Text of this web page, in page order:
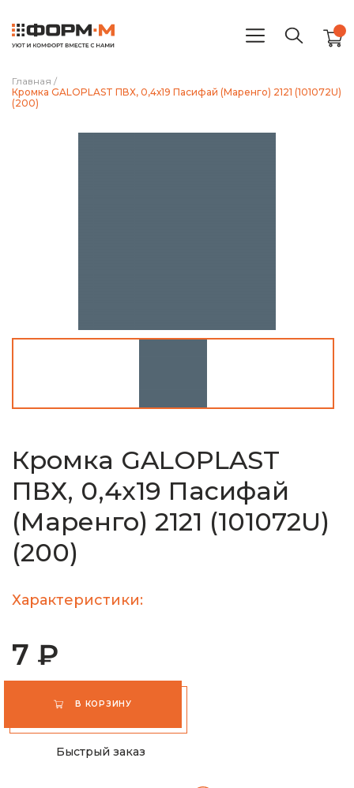
Главная /
Кромка GALOPLAST ПВХ, 0,4х19 Пасифай (Маренго) 2121 (101072U)
(200)
Кромка GALOPLAST
ПВХ, 0,4х19 Пасифай
(Маренго) 2121 (101072U)
(200)
Характеристики:
7 ₽
В КОРЗИНУ
Быстрый заказ